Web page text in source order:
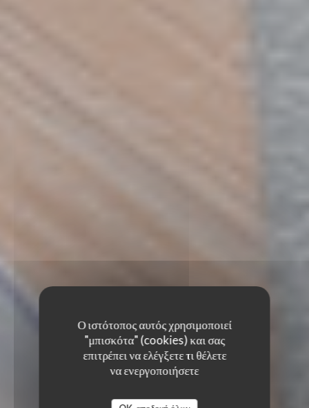
Ο ιστότοπος αυτός χρησιμοποιεί
"μπισκότα" (cookies) και σας
επιτρέπει να ελέγξετε τι θέλετε
να ενεργοποιήσετε